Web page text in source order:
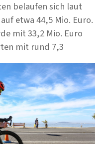
belaufen sich laut
etwa 44,5 Mio. Euro.
mit 33,2 Mio. Euro
mit rund 7,3